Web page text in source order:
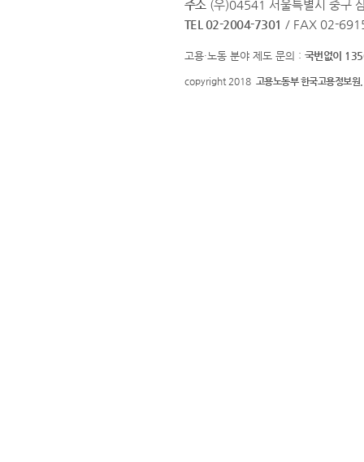
주소 (우)04541 서울특별시 중구
TEL 02-2004-7301 / FAX 02-
고용·노동 분야 제도 문의 : 국번없이
copyright 2018 고용노동부 한국고용정보원.